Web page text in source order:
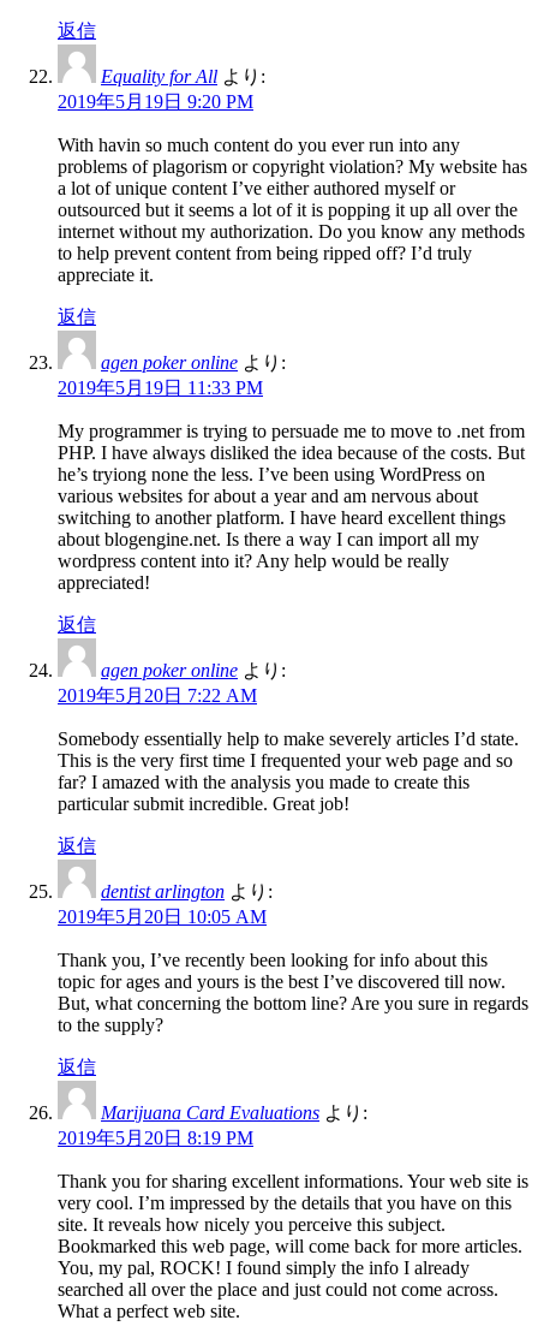
返信
Equality for All より:
2019年5月19日 9:20 PM
With havin so much content do you ever run into any
problems of plagorism or copyright violation? My website has
a lot of unique content I’ve either authored myself or
outsourced but it seems a lot of it is popping it up all over the
internet without my authorization. Do you know any methods
to help prevent content from being ripped off? I’d truly
appreciate it.
返信
agen poker online より:
2019年5月19日 11:33 PM
My programmer is trying to persuade me to move to .net from
PHP. I have always disliked the idea because of the costs. But
he’s tryiong none the less. I’ve been using WordPress on
various websites for about a year and am nervous about
switching to another platform. I have heard excellent things
about blogengine.net. Is there a way I can import all my
wordpress content into it? Any help would be really
appreciated!
返信
agen poker online より:
2019年5月20日 7:22 AM
Somebody essentially help to make severely articles I’d state.
This is the very first time I frequented your web page and so
far? I amazed with the analysis you made to create this
particular submit incredible. Great job!
返信
dentist arlington より:
2019年5月20日 10:05 AM
Thank you, I’ve recently been looking for info about this
topic for ages and yours is the best I’ve discovered till now.
But, what concerning the bottom line? Are you sure in regards
to the supply?
返信
Marijuana Card Evaluations より:
2019年5月20日 8:19 PM
Thank you for sharing excellent informations. Your web site is
very cool. I’m impressed by the details that you have on this
site. It reveals how nicely you perceive this subject.
Bookmarked this web page, will come back for more articles.
You, my pal, ROCK! I found simply the info I already
searched all over the place and just could not come across.
What a perfect web site.